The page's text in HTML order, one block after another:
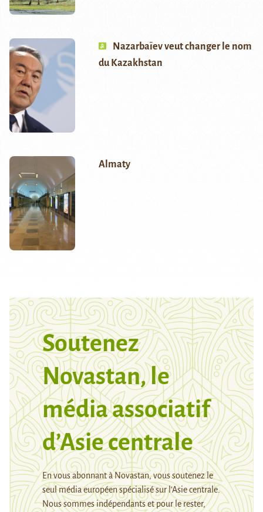
Nazarbaïev veut changer le nom
du Kazakhstan
Almaty
Soutenez
Novastan, le
média associatif
d’Asie centrale
En vous abonnant à Novastan, vous soutenez le
seul média européen spécialisé sur l’Asie centrale.
Nous sommes indépendants et pour le rester,